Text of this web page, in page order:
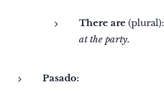
There are (plural):
at the party.
Pasado: